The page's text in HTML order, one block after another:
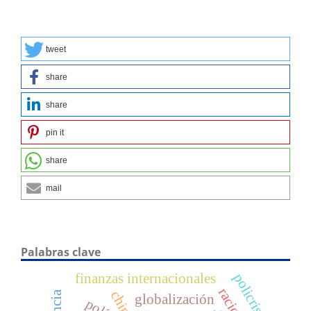
tweet
share
share
pin it
share
mail
Palabras clave
globalización policrisis
finanzas internacionales